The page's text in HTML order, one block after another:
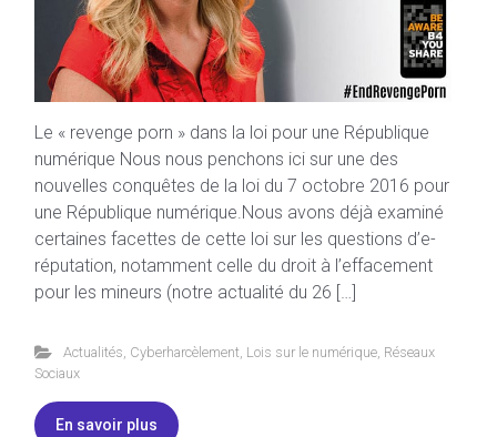
Le « revenge porn » dans la loi pour une République
numérique Nous nous penchons ici sur une des
nouvelles conquêtes de la loi du 7 octobre 2016 pour
une République numérique.Nous avons déjà examiné
certaines facettes de cette loi sur les questions d’e-
réputation, notamment celle du droit à l’effacement
pour les mineurs (notre actualité du 26 […]
Actualités Cyberharcèlement Lois sur le numérique, Réseaux
Sociaux
En savoir plus